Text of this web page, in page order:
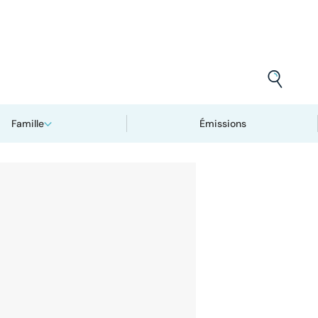
Famille Émissions